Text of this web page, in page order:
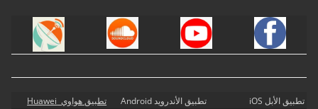
تطبيق الأبل iOS تطبيق الأندرويد Android تطبيق هواوي Huawei